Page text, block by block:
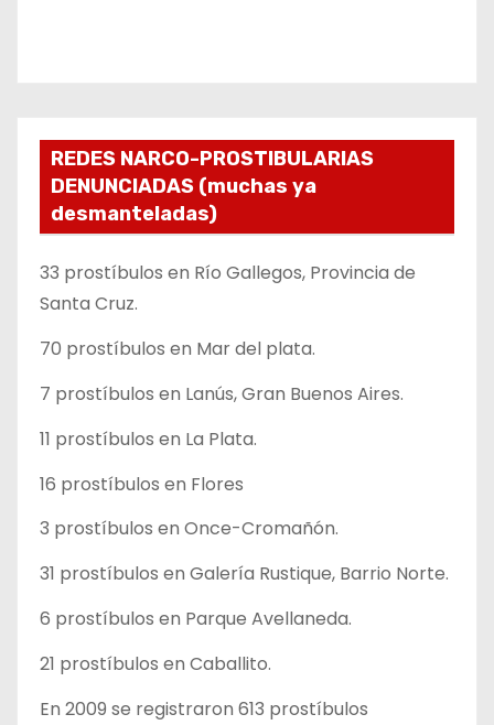
REDES NARCO-PROSTIBULARIAS
DENUNCIADAS (muchas ya
desmanteladas)
33 prostíbulos en Río Gallegos, Provincia de
Santa Cruz.
70 prostíbulos en Mar del plata.
7 prostíbulos en Lanús, Gran Buenos Aires.
11 prostíbulos en La Plata.
16 prostíbulos en Flores
3 prostíbulos en Once-Cromañón.
31 prostíbulos en Galería Rustique, Barrio Norte.
6 prostíbulos en Parque Avellaneda.
21 prostíbulos en Caballito.
En 2009 se registraron 613 prostíbulos